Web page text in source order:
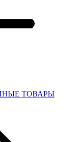
ТОВАРЫ